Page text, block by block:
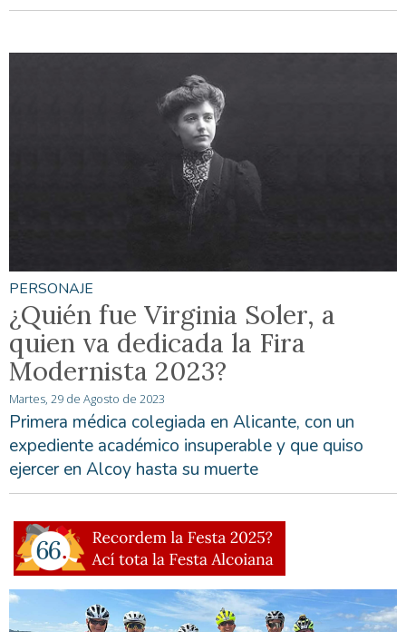
PERSONAJE
¿Quién fue Virginia Soler, a
quien va dedicada la Fira
Modernista 2023?
Martes, 29 de Agosto de 2023
Primera médica colegiada en Alicante, con un
expediente académico insuperable y que quiso
ejercer en Alcoy hasta su muerte